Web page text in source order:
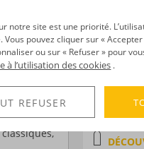
Volume :
Degré :
Médailles :
de
belle
à pleine
notre site est une priorité.
pouvez cliquer sur «
ou sur « Refuser » pour
à l’utilisation des cookies .
REFUSER